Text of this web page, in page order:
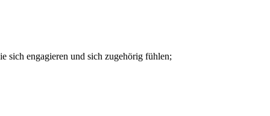
sich engagieren und sich zugehörig fühlen;